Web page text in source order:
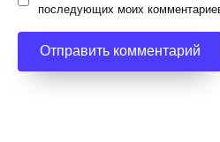
последующих моих